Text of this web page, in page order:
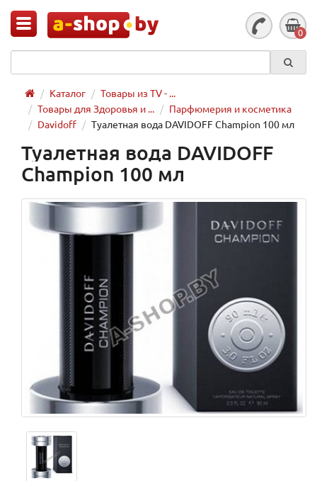
0
Каталог
Товары из TV - ...
Товары для Здоровья и ...
Парфюмерия и косметика
Davidoff
Туалетная вода DAVIDOFF Champion 100 мл
Туалетная вода DAVIDOFF
Champion 100 мл